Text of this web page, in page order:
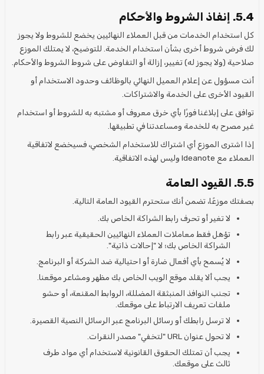
5.4. إنفاذ الشروط والأحكام
كل استخدام الخدمات من قبل العملاء النهائيين يخضع للشروط ولا يجوز
لك فرض شروط أخرى بشأن استخدام الخدمة. للتوضيح، لا يمتلك الموزع
صلاحية (ولا يجوز له) تغيير، إزالة أو التفاوض على شروط الشروط والأحكام.
أنت مسؤول عن إعلام العميل النهائي بالوظائف وحدود الاستخدام أو
القيود الأخرى على الخدمة والاشتراكات.
توافق على إبلاغنا فورًا بأي خرق معروف أو مشتبه به للشروط أو استخدام
غير مصرح به للخدمة ومساعدتنا في تطبيقها.
إذا اشترى الموزع أي اشتراك للاستخدام الشخصي، فسيخضع لاتفاقية
العملاء مع Ideanote وليس لهذه الاتفاقية.
5.5. القيود العامة
بصفتك موزعًا، تضمن أنك ستحترم القيود العامة التالية.
لا تغير أو تحرف رابط الشراكة الخاص بك.
تؤهل فقط معاملات العملاء النهائيين الحقيقية عبر رابط
الشراكة الخاص بك؛ لا "إحالات ذاتية".
لا يُسمح بأي أفعال ضارة أو احتيالية ضد الشركة أو البرنامج.
يجب ألا يقلد موقع الويب الخاص بك مظهر ومشاعر موقعنا.
تجنب النوافذ المنبثقة المضللة، الروابط المقنعة، أو حشو
ملفات تعريف الارتباط على موقعك.
لا ترسل رابطك أو رسائل البرنامج عبر الرسائل النصية القصيرة.
لا تحول عنوان URL "لتخفي" مصدر النقرات.
يجب أن تمتلك الحقوق القانونية لاستخدام أي مواد طرف
ثالث على موقعك.